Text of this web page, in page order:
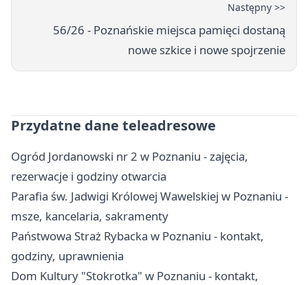
Następny >>
56/26 - Poznańskie miejsca pamięci dostaną
nowe szkice i nowe spojrzenie
Przydatne dane teleadresowe
Ogród Jordanowski nr 2 w Poznaniu - zajęcia,
rezerwacje i godziny otwarcia
Parafia św. Jadwigi Królowej Wawelskiej w Poznaniu -
msze, kancelaria, sakramenty
Państwowa Straż Rybacka w Poznaniu - kontakt,
godziny, uprawnienia
Dom Kultury "Stokrotka" w Poznaniu - kontakt,